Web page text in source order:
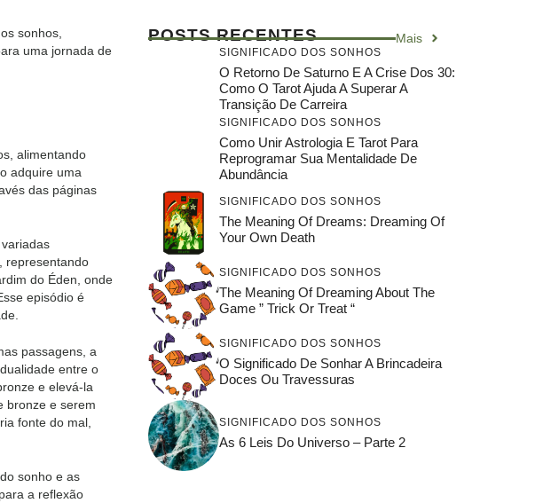
sonhos,
uma jornada de
alimentando
adquire uma
das páginas
representando
do Éden, onde
episódio é
passagens, a
entre o
e elevá-la
bronze e serem
fonte do mal,
sonho e as
a reflexão
POSTS RECENTES Mais
SIGNIFICADO DOS SONHOS
O Retorno De Saturno E A Crise Dos 30:
Como O Tarot Ajuda A Superar A
Transição De Carreira
SIGNIFICADO DOS SONHOS
Como Unir Astrologia E Tarot Para
Reprogramar Sua Mentalidade De
Abundância
SIGNIFICADO DOS SONHOS
The Meaning Of Dreams: Dreaming Of
Your Own Death
SIGNIFICADO DOS SONHOS
The Meaning Of Dreaming About The
Game ” Trick Or Treat “
SIGNIFICADO DOS SONHOS
O Significado De Sonhar A Brincadeira
Doces Ou Travessuras
SIGNIFICADO DOS SONHOS
As 6 Leis Do Universo – Parte 2